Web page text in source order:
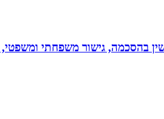
בהסכמה, גישור משפחתי